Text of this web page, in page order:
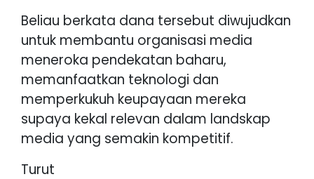
Beliau berkata dana tersebut diwujudkan
untuk membantu organisasi media
meneroka pendekatan baharu,
memanfaatkan teknologi dan
memperkukuh keupayaan mereka
supaya kekal relevan dalam landskap
media yang semakin kompetitif.
Turut